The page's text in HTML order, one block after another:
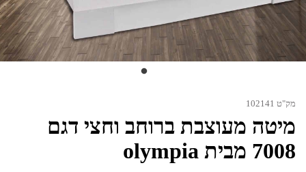
מק"ט 102141
מיטה מעוצבת ברוחב וחצי דגם
7008 מבית olympia